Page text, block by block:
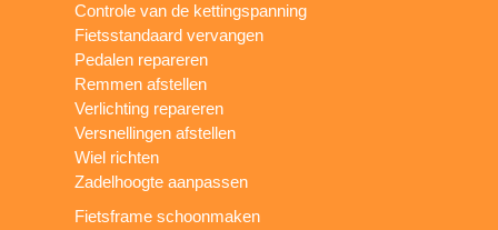
Controle van de kettingspanning
Fietsstandaard vervangen
Pedalen repareren
Remmen afstellen
Verlichting repareren
Versnellingen afstellen
Wiel richten
Zadelhoogte aanpassen
Fietsframe schoonmaken